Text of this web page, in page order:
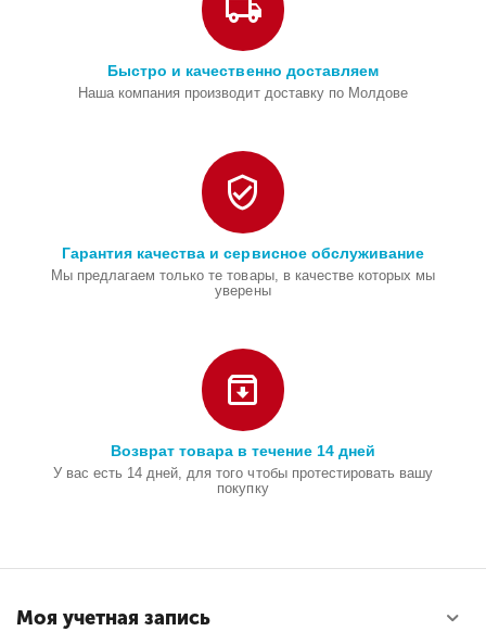
Быстро и качественно доставляем
Наша компания производит доставку по Молдове
Гарантия качества и сервисное обслуживание
Мы предлагаем только те товары, в качестве которых мы
уверены
Возврат товара в течение 14 дней
У вас есть 14 дней, для того чтобы протестировать вашу
покупку
Моя учетная запись